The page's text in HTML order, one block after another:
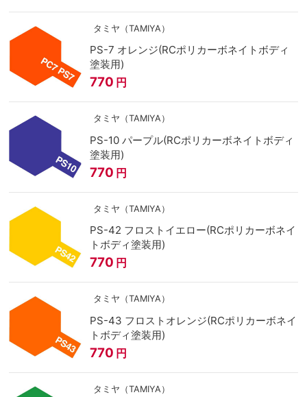
タミヤ（TAMIYA）
PS-7 オレンジ(RCポリカーボネイトボディ
塗装用)
770 円
タミヤ（TAMIYA）
PS-10 パープル(RCポリカーボネイトボディ
塗装用)
770 円
タミヤ（TAMIYA）
PS-42 フロストイエロー(RCポリカーボネイ
トボディ塗装用)
770 円
タミヤ（TAMIYA）
PS-43 フロストオレンジ(RCポリカーボネイ
トボディ塗装用)
770 円
タミヤ（TAMIYA）